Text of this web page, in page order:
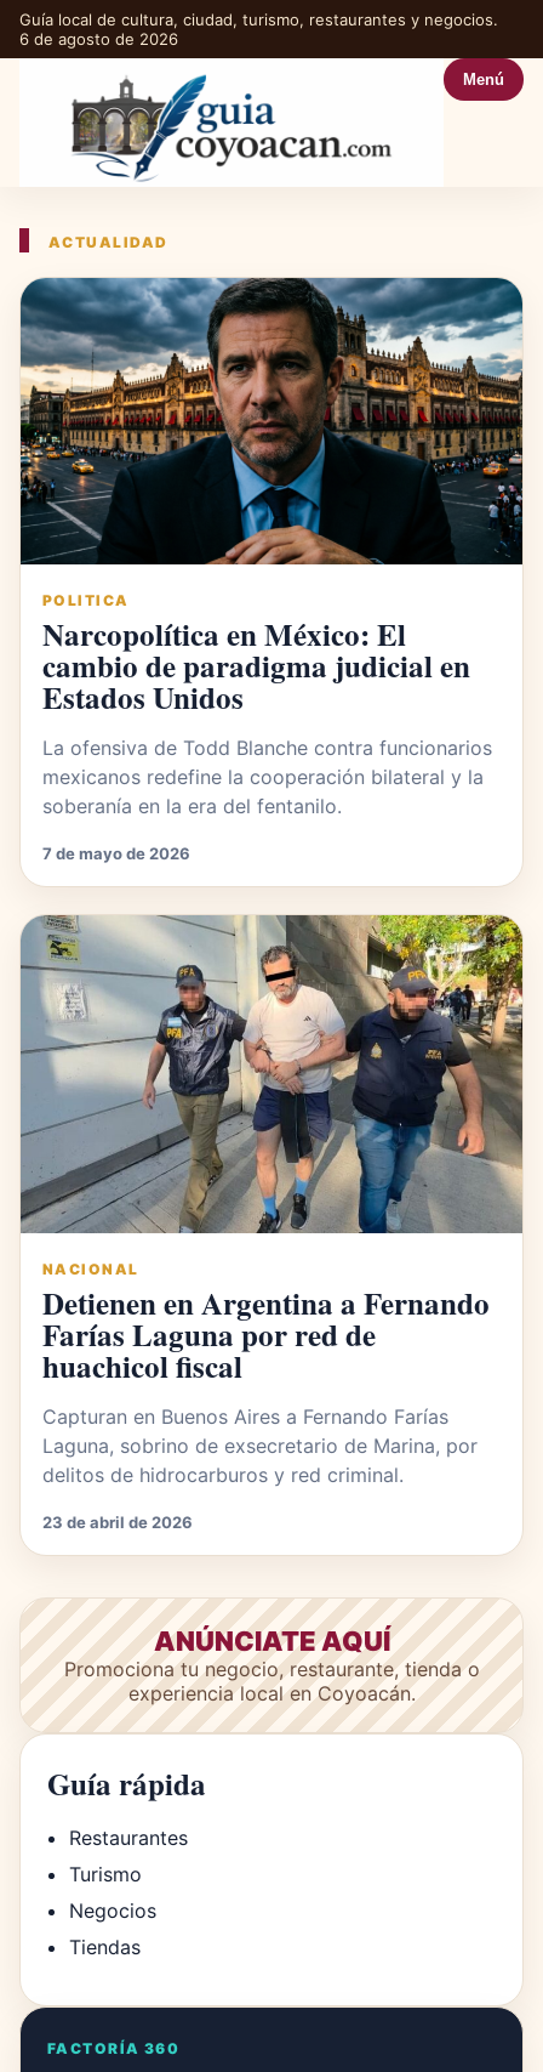
Guía local de cultura, ciudad, turismo, restaurantes y negocios.
6 de agosto de 2026
Menú
ACTUALIDAD
POLITICA
Narcopolítica en México: El
cambio de paradigma judicial en
Estados Unidos
La ofensiva de Todd Blanche contra funcionarios
mexicanos redefine la cooperación bilateral y la
soberanía en la era del fentanilo.
7 de mayo de 2026
NACIONAL
Detienen en Argentina a Fernando
Farías Laguna por red de
huachicol fiscal
Capturan en Buenos Aires a Fernando Farías
Laguna, sobrino de exsecretario de Marina, por
delitos de hidrocarburos y red criminal.
23 de abril de 2026
ANÚNCIATE AQUÍ
Promociona tu negocio, restaurante, tienda o
experiencia local en Coyoacán.
Guía rápida
Restaurantes
Turismo
Negocios
Tiendas
FACTORÍA 360